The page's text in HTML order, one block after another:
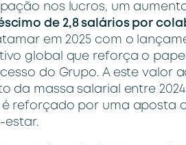
nos lucros, um
de 2,8 salários por
em 2025 com o
global que reforça o
do Grupo. A este valor
da massa salarial entre 2024
reforçado por uma aposta
estar.